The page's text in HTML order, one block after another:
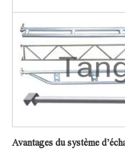
Avantages du système